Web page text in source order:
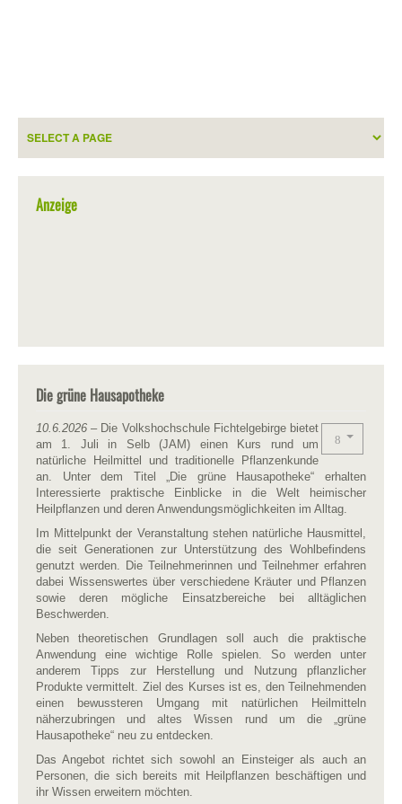
Anzeige
Die grüne Hausapotheke
10.6.2026 – Die Volkshochschule Fichtelgebirge bietet
am 1. Juli in Selb (JAM) einen Kurs rund um
natürliche Heilmittel und traditionelle Pflanzenkunde
an. Unter dem Titel „Die grüne Hausapotheke“ erhalten
Interessierte praktische Einblicke in die Welt heimischer
Heilpflanzen und deren Anwendungsmöglichkeiten im Alltag.
Im Mittelpunkt der Veranstaltung stehen natürliche Hausmittel,
die seit Generationen zur Unterstützung des Wohlbefindens
genutzt werden. Die Teilnehmerinnen und Teilnehmer erfahren
dabei Wissenswertes über verschiedene Kräuter und Pflanzen
sowie deren mögliche Einsatzbereiche bei alltäglichen
Beschwerden.
Neben theoretischen Grundlagen soll auch die praktische
Anwendung eine wichtige Rolle spielen. So werden unter
anderem Tipps zur Herstellung und Nutzung pflanzlicher
Produkte vermittelt. Ziel des Kurses ist es, den Teilnehmenden
einen bewussteren Umgang mit natürlichen Heilmitteln
näherzubringen und altes Wissen rund um die „grüne
Hausapotheke“ neu zu entdecken.
Das Angebot richtet sich sowohl an Einsteiger als auch an
Personen, die sich bereits mit Heilpflanzen beschäftigen und
ihr Wissen erweitern möchten.